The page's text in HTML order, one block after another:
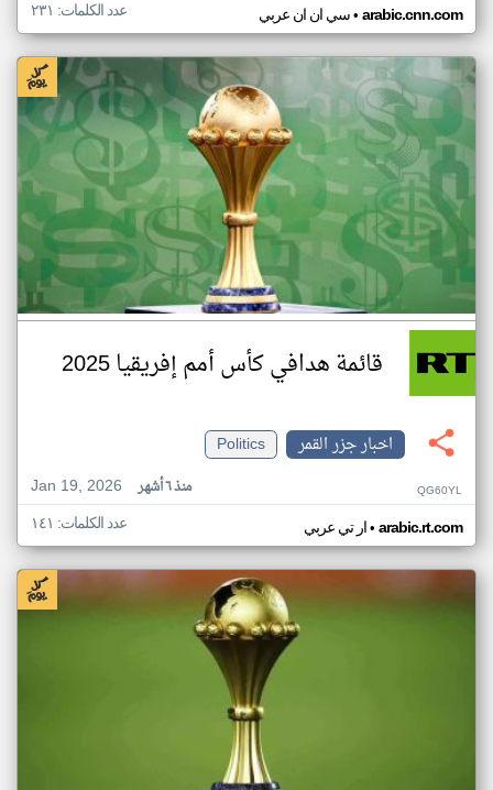
سي ان ان عربي• arabic.cnn.com عدد الكلمات: ٢٣١
قائمة هدافي كأس أمم إفريقيا 2025
اخبار جزر القمر
Politics
Jan 19, 2026
منذ ٦ أشهر QG60YL
ار تي عربي• arabic.rt.com عدد الكلمات: ١٤١